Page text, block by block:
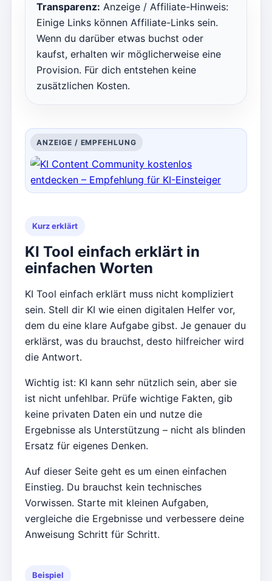
Transparenz: Anzeige / Affiliate-Hinweis:
Einige Links können Affiliate-Links sein.
Wenn du darüber etwas buchst oder
kaufst, erhalten wir möglicherweise eine
Provision. Für dich entstehen keine
zusätzlichen Kosten.
ANZEIGE / EMPFEHLUNG
Kurz erklärt
KI Tool einfach erklärt in
einfachen Worten
KI Tool einfach erklärt muss nicht kompliziert
sein. Stell dir KI wie einen digitalen Helfer vor,
dem du eine klare Aufgabe gibst. Je genauer du
erklärst, was du brauchst, desto hilfreicher wird
die Antwort.
Wichtig ist: KI kann sehr nützlich sein, aber sie
ist nicht unfehlbar. Prüfe wichtige Fakten, gib
keine privaten Daten ein und nutze die
Ergebnisse als Unterstützung – nicht als blinden
Ersatz für eigenes Denken.
Auf dieser Seite geht es um einen einfachen
Einstieg. Du brauchst kein technisches
Vorwissen. Starte mit kleinen Aufgaben,
vergleiche die Ergebnisse und verbessere deine
Anweisung Schritt für Schritt.
Beispiel